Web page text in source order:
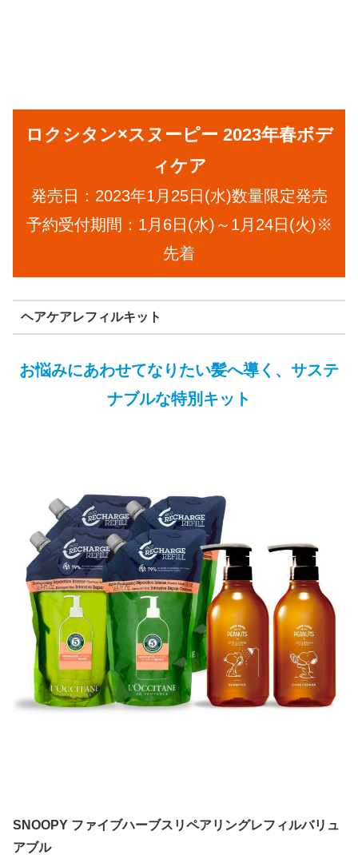
ロクシタン×スヌーピー 2023年春ボデ
ィケア
発売日：2023年1月25日(水)数量限定発売
予約受付期間：1月6日(水)～1月24日(火)※
先着
ヘアケアレフィルキット
お悩みにあわせてなりたい髪へ導く、サステ
ナブルな特別キット
SNOOPY ファイブハーブスリペアリングレフィルバリュ
アブル